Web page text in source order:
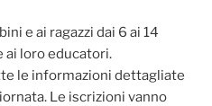
e ai ragazzi dai 6 ai 14
ai loro educatori.
le informazioni dettagliate
Le iscrizioni vanno